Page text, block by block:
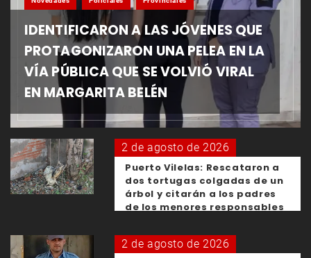
IDENTIFICARON A LAS JÓVENES QUE
PROTAGONIZARON UNA PELEA EN LA
VÍA PÚBLICA QUE SE VOLVIÓ VIRAL
EN MARGARITA BELÉN
2 de agosto de 2026
Puerto Vilelas: Rescataron a
dos tortugas colgadas de un
árbol y citarán a los padres
de los menores responsables
2 de agosto de 2026